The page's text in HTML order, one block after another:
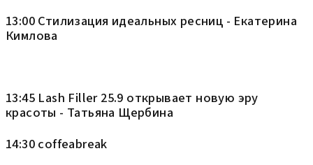
13:00 Стилизация идеальных ресниц - Екатерина
Кимловa
13:45 Lash Filler 25.9 открывает новую эру
красоты - Татьяна Щербина
14:30 coffeabreak